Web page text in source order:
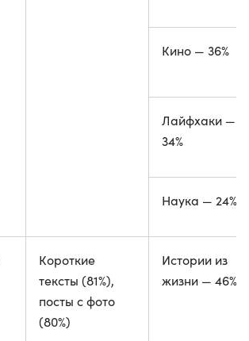
Кино — 36%
Лайфхаки —
34%
Наука — 24%
Короткие
тексты (81%),
посты с фото
(80%)
Истории из
жизни — 46%